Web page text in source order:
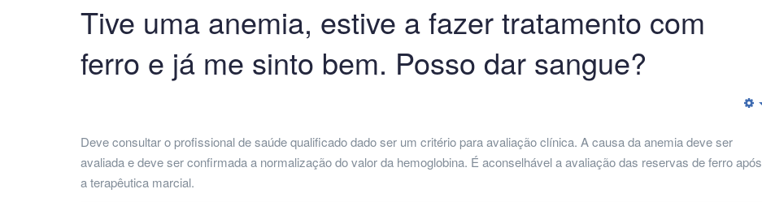
Tive uma anemia, estive a fazer tratamento com
ferro e já me sinto bem. Posso dar sangue?
Deve consultar o profissional de saúde qualificado dado ser um critério para avaliação clínica. A causa da anemia deve ser
avaliada e deve ser confirmada a normalização do valor da hemoglobina. É aconselhável a avaliação das reservas de ferro após
a terapêutica marcial.